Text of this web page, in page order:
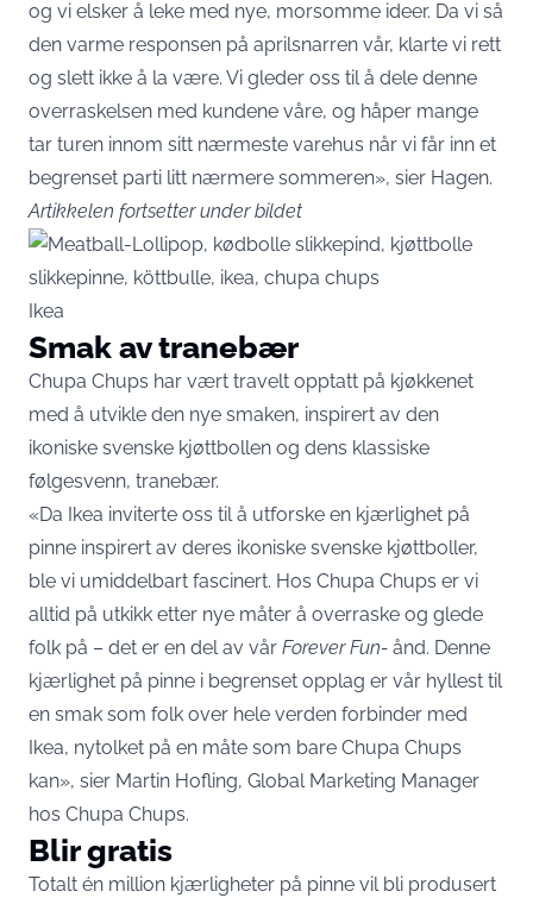
og vi elsker å leke med nye, morsomme ideer. Da vi så
den varme responsen på aprilsnarren vår, klarte vi rett
og slett ikke å la være. Vi gleder oss til å dele denne
overraskelsen med kundene våre, og håper mange
tar turen innom sitt nærmeste varehus når vi får inn et
begrenset parti litt nærmere sommeren», sier Hagen.
Artikkelen fortsetter under bildet
Ikea
Smak av tranebær
Chupa Chups har vært travelt opptatt på kjøkkenet
med å utvikle den nye smaken, inspirert av den
ikoniske svenske kjøttbollen og dens klassiske
følgesvenn, tranebær.
«Da Ikea inviterte oss til å utforske en kjærlighet på
pinne inspirert av deres ikoniske svenske kjøttboller,
ble vi umiddelbart fascinert. Hos Chupa Chups er vi
alltid på utkikk etter nye måter å overraske og glede
folk på – det er en del av vår Forever Fun- ånd. Denne
kjærlighet på pinne i begrenset opplag er vår hyllest til
en smak som folk over hele verden forbinder med
Ikea, nytolket på en måte som bare Chupa Chups
kan», sier Martin Hofling, Global Marketing Manager
hos Chupa Chups.
Blir gratis
Totalt én million kjærligheter på pinne vil bli produsert